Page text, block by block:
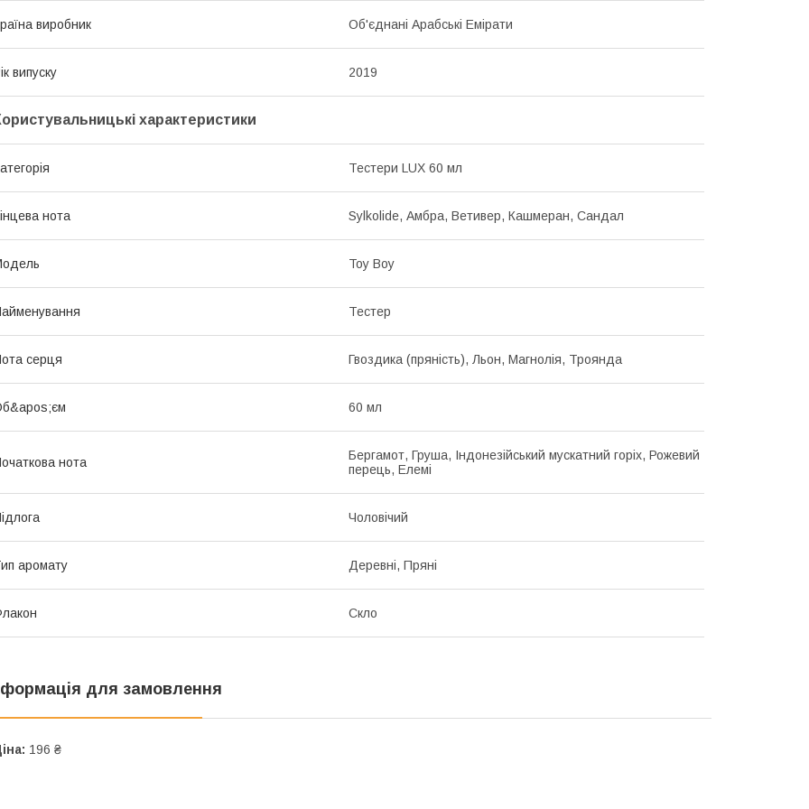
виробник Об'єднані Арабські Емірати
випуску 2019
характеристики
Тестери LUX 60 мл
нота Sylkolide, Амбра, Ветивер, Кашмеран, Сандал
Toy Boy
Тестер
серця Гвоздика (пряність), Льон, Магнолія, Троянда
60 мл
нота
Бергамот, Груша, Індонезійський мускатний горіх, Рожевий
перець, Елемі
Чоловічий
аромату Деревні, Пряні
Скло
для замовлення
196 ₴